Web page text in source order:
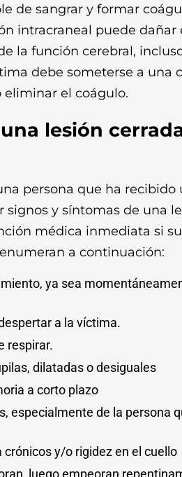
de sangrar y formar
intracraneal puede dañar
la función cerebral,
debe someterse a una
eliminar el coágulo.
lesión
persona que ha recibido
signos y síntomas de una
médica inmediata si
a continuación:
ya sea
a la víctima.
respirar.
dilatadas o desiguales
a corto plazo
especialmente de la persona
crónicos y/o rigidez en el cuello
luego empeoran